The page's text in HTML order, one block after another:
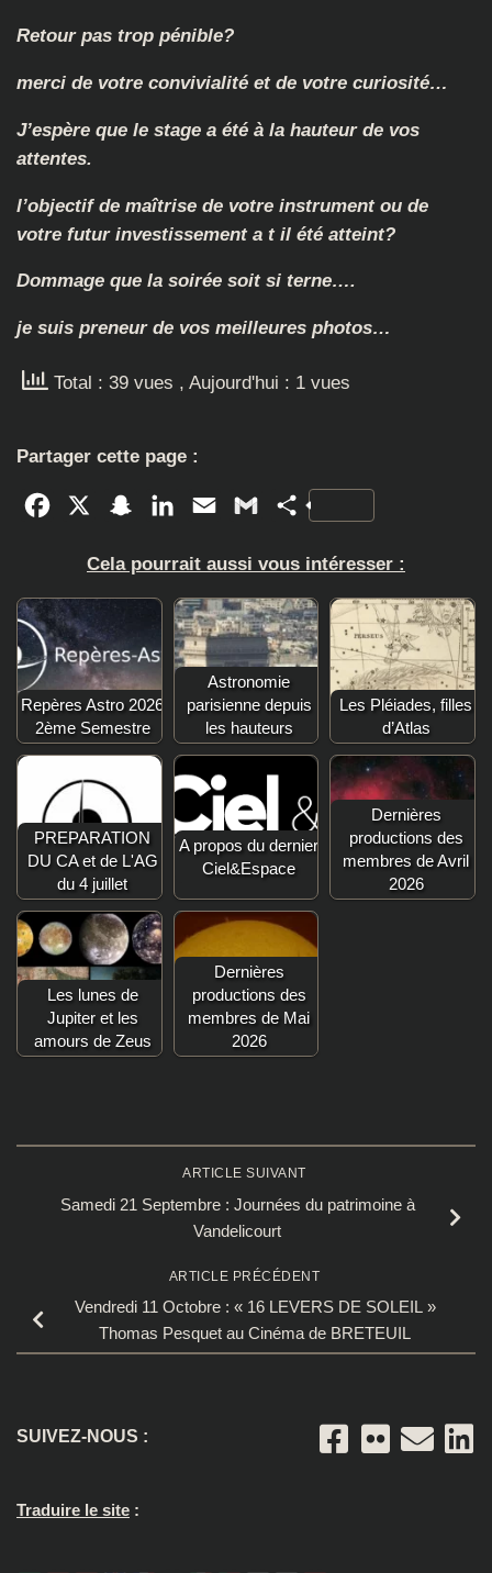
Retour pas trop pénible?
merci de votre convivialité et de votre curiosité…
J’espère que le stage a été à la hauteur de vos
attentes.
l’objectif de maîtrise de votre instrument ou de
votre futur investissement a t il été atteint?
Dommage que la soirée soit si terne….
je suis preneur de vos meilleures photos…
Total : 39 vues , Aujourd'hui : 1 vues
Partager cette page :
Facebook SnapchatLinkedInEmail GmailPartager
Cela pourrait aussi vous intéresser :
Repères Astro 2026
2ème Semestre
Astronomie
parisienne depuis
les hauteurs
Les Pléiades, filles
d’Atlas
PREPARATION
DU CA et de L'AG
du 4 juillet
A propos du dernier
Ciel&Espace
Dernières
productions des
membres de Avril
2026
Les lunes de
Jupiter et les
amours de Zeus
Dernières
productions des
membres de Mai
2026
ARTICLE SUIVANT
Samedi 21 Septembre : Journées du patrimoine à
Vandelicourt
ARTICLE PRÉCÉDENT
Vendredi 11 Octobre : « 16 LEVERS DE SOLEIL »
Thomas Pesquet au Cinéma de BRETEUIL
SUIVEZ-NOUS :
Traduire le site :